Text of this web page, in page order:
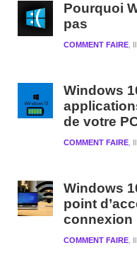
Pourquoi
pas
COMMENT FAIRE
Windows
de votre
COMMENT FAIRE
Windows
point
connexion
COMMENT FAIRE